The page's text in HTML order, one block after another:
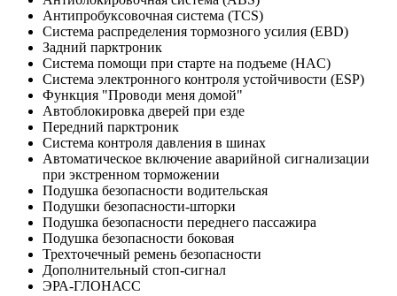
Антипробуксовочная система (TCS)
Система распределения тормозного усилия (EBD)
Задний парктроник
Система помощи при старте на подъеме (HAC)
Система электронного контроля устойчивости (ESP)
Функция "Проводи меня домой"
Автоблокировка дверей при езде
Передний парктроник
Система контроля давления в шинах
Автоматическое включение аварийной сигнализации
при экстренном торможении
Подушка безопасности водительская
Подушки безопасности-шторки
Подушка безопасности переднего пассажира
Подушка безопасности боковая
Трехточечный ремень безопасности
Дополнительный стоп-сигнал
ЭРА-ГЛОНАСС